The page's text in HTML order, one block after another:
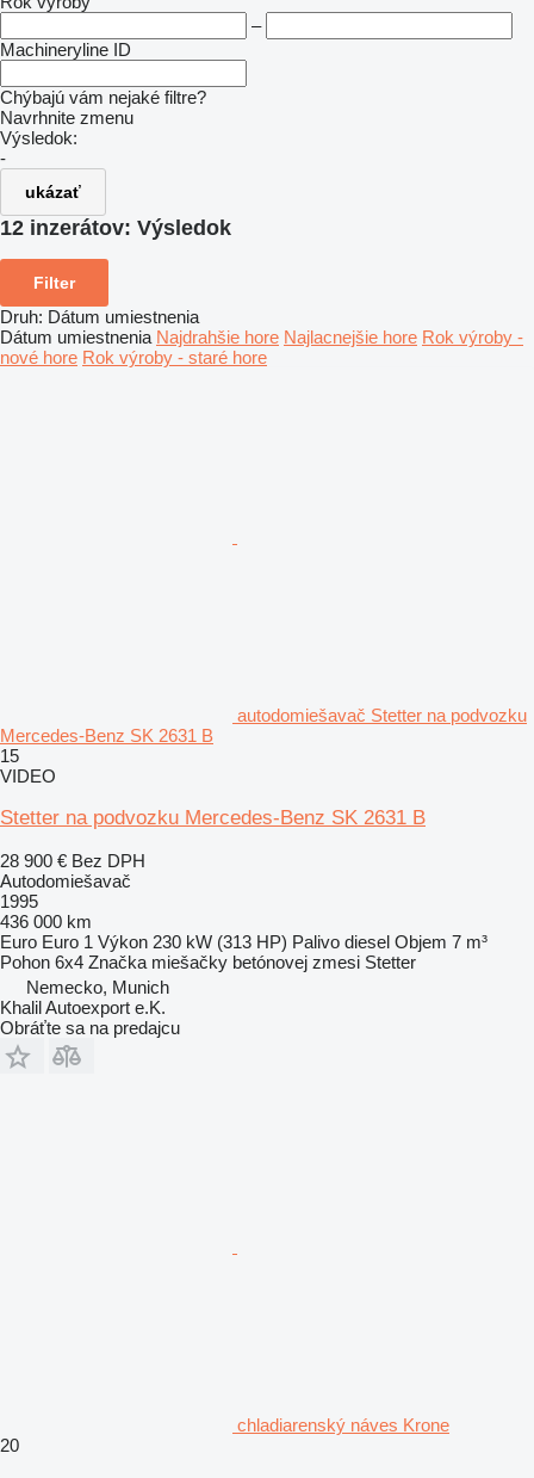
–
Machineryline ID
Chýbajú vám nejaké filtre?
Navrhnite zmenu
Výsledok:
-
ukázať
12 inzerátov: Výsledok
Filter
Druh: Dátum umiestnenia
Dátum umiestnenia Najdrahšie hore Najlacnejšie hore Rok výroby -
nové hore Rok výroby - staré hore
autodomiešavač Stetter na podvozku
Mercedes-Benz SK 2631 B
15
VIDEO
Stetter na podvozku Mercedes-Benz SK 2631 B
28 900 € Bez DPH
Autodomiešavač
1995
436 000 km
Euro Euro 1 Výkon 230 kW (313 HP) Palivo diesel Objem 7 m³
Pohon 6x4 Značka miešačky betónovej zmesi Stetter
Nemecko, Munich
Khalil Autoexport e.K.
Obráťte sa na predajcu
chladiarenský náves Krone
20